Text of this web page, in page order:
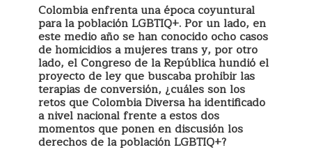
Colombia enfrenta una época coyuntural
para la población LGBTIQ+. Por un lado, en
este medio año se han conocido ocho casos
de homicidios a mujeres trans y, por otro
lado, el Congreso de la República hundió el
proyecto de ley que buscaba prohibir las
terapias de conversión, ¿cuáles son los
retos que Colombia Diversa ha identificado
a nivel nacional frente a estos dos
momentos que ponen en discusión los
derechos de la población LGBTIQ+?